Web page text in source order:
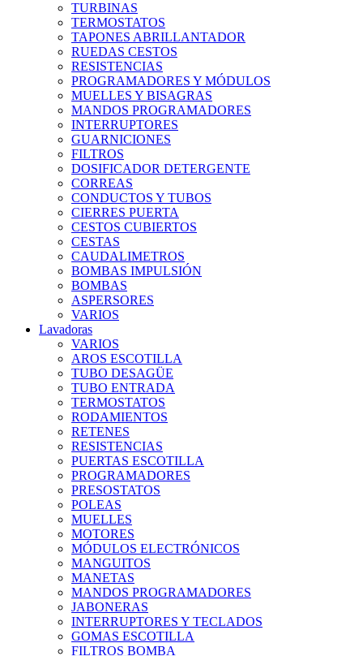
TURBINAS
TERMOSTATOS
TAPONES ABRILLANTADOR
RUEDAS CESTOS
RESISTENCIAS
PROGRAMADORES Y MÓDULOS
MUELLES Y BISAGRAS
MANDOS PROGRAMADORES
INTERRUPTORES
GUARNICIONES
FILTROS
DOSIFICADOR DETERGENTE
CORREAS
CONDUCTOS Y TUBOS
CIERRES PUERTA
CESTOS CUBIERTOS
CESTAS
CAUDALIMETROS
BOMBAS IMPULSIÓN
BOMBAS
ASPERSORES
VARIOS
Lavadoras
VARIOS
AROS ESCOTILLA
TUBO DESAGÜE
TUBO ENTRADA
TERMOSTATOS
RODAMIENTOS
RETENES
RESISTENCIAS
PUERTAS ESCOTILLA
PROGRAMADORES
PRESOSTATOS
POLEAS
MUELLES
MOTORES
MÓDULOS ELECTRÓNICOS
MANGUITOS
MANETAS
MANDOS PROGRAMADORES
JABONERAS
INTERRUPTORES Y TECLADOS
GOMAS ESCOTILLA
FILTROS BOMBA